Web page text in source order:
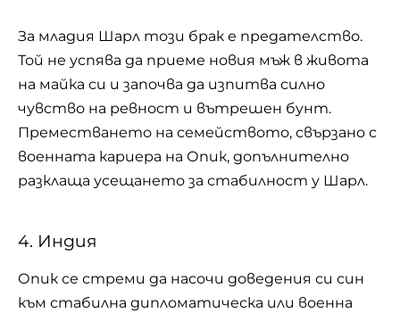
За младия Шарл този брак е предателство.
Той не успява да приеме новия мъж в живота
на майка си и започва да изпитва силно
чувство на ревност и вътрешен бунт.
Преместването на семейството, свързано с
военната кариера на Опик, допълнително
разклаща усещането за стабилност у Шарл.
4. Индия
Опик се стреми да насочи доведения си син
към стабилна дипломатическа или военна